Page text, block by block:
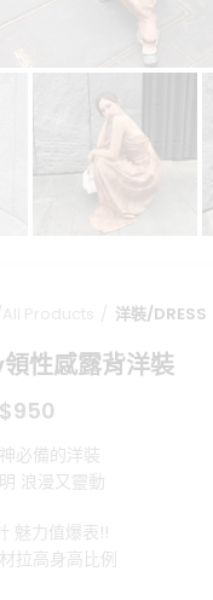
洋裝/DRESS
性感露背洋裝
950
價
格：
必備的洋裝
浪漫又靈動
魅力值爆表!!
拉高身高比例